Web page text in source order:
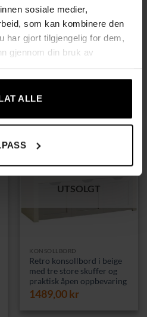
sosiale medier,
som kan kombinere den
har gjort tilgjengelig for dem,
gjennom din bruk av
ALLE
STUEMØBLER
× 20 × 80 cm
469,00
UTSOLGT
KONSOLLBORD
Retro konsollbord i beige
med tre store skuffer og
praktisk åpen oppbevaring
1489,00kr